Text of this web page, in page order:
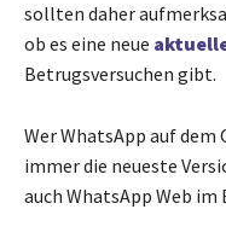
sollten daher
ob es eine neue
Betrugsversuchen gibt.
Wer WhatsApp auf
immer die neueste
auch WhatsApp Web